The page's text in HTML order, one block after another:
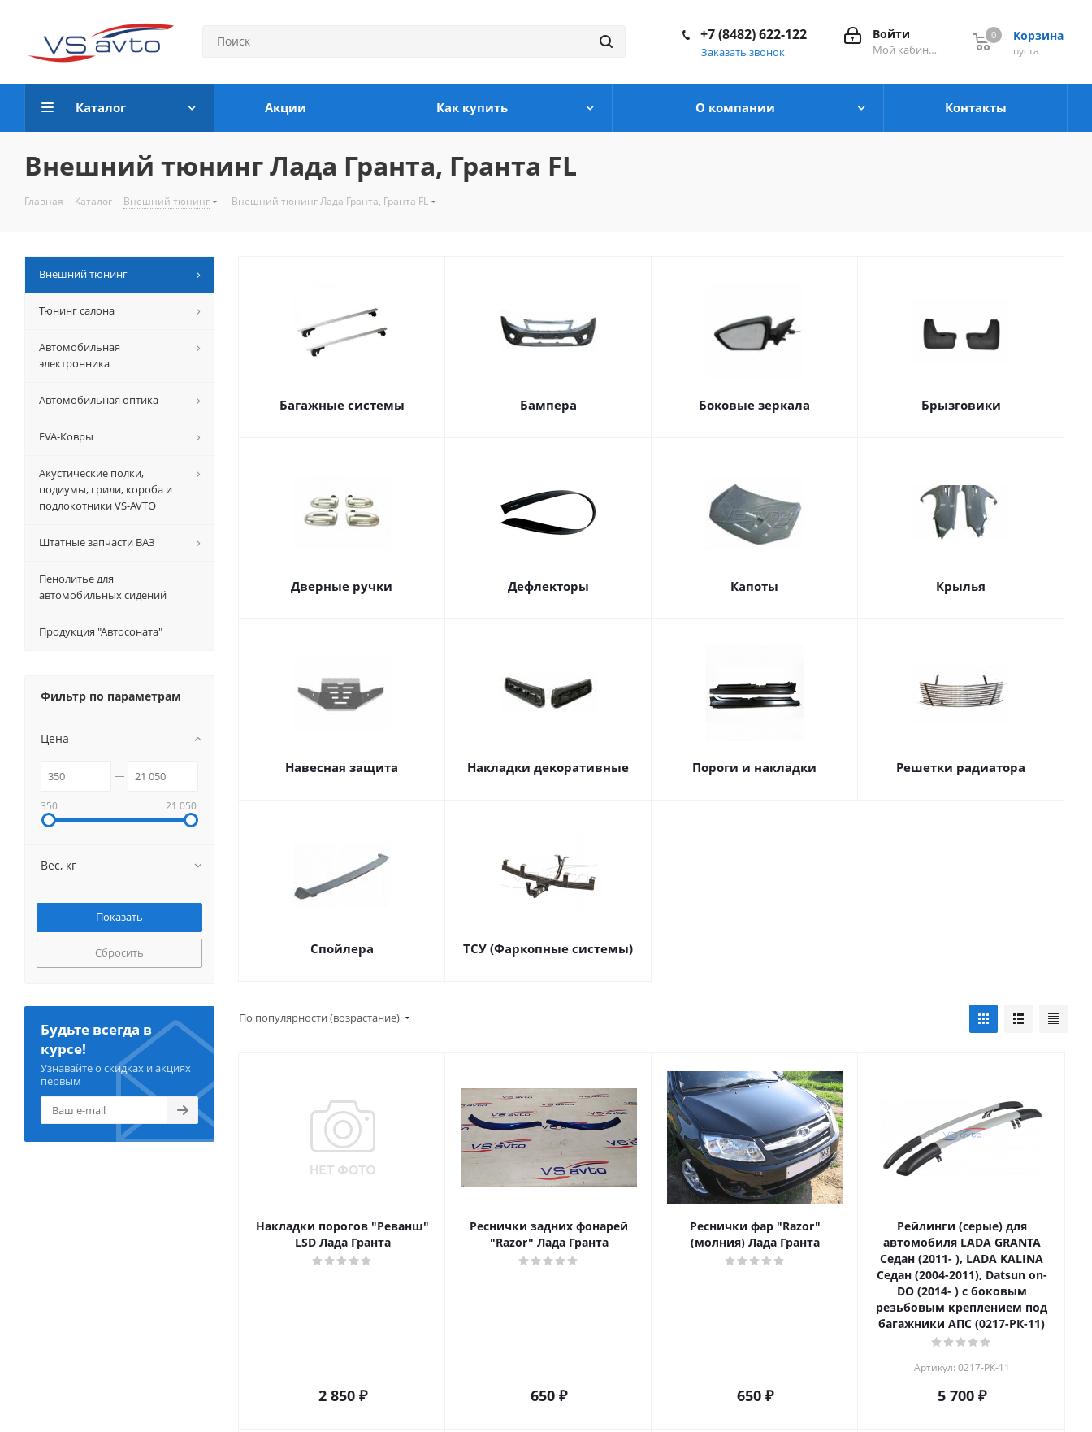
Корзина
0
пуста
0
Войти
Мой кабинет
+7 (8482) 622-122
Заказать звонок
Каталог Акции Как купить О компании Контакты
Внешний тюнинг Лада Гранта, Гранта FL
Главная - Каталог - Внешний тюнинг - Внешний тюнинг Лада Гранта, Гранта FL
Багажные системы Бампера Боковые зеркала Брызговики
Дверные ручки Дефлекторы Капоты Крылья
Навесная защита Накладки декоративные Пороги и накладки Решетки радиатора
Спойлера ТСУ (Фаркопные системы)
По популярности (возрастание)
Накладки порогов "Реванш"
LSD Лада Гранта
2 850₽
Реснички задних фонарей
"Razor" Лада Гранта
650 ₽
Реснички фар "Razor"
(молния) Лада Гранта
650 ₽
Рейлинги (серые) для
автомобиля LADA GRANTA
Седан (2011- ), LADA KALINA
Седан (2004-2011), Datsun on-
DO (2014- ) с боковым
резьбовым креплением под
багажники АПС (0217-РК-11)
Артикул: 0217-РК-11
5 700₽
Внешний тюнинг
Тюнинг салона
Автомобильная
электронника
Автомобильная оптика
EVA-Ковры
Акустические полки,
подиумы, грили, короба и
подлокотники VS-AVTO
Штатные запчасти ВАЗ
Пенолитье для
автомобильных сидений
Продукция "Автосоната"
Фильтр по параметрам
Цена
350 21 050
Вес, кг
Сбросить
Будьте всегда в
курсе!
Узнавайте о скидках и акциях
первым